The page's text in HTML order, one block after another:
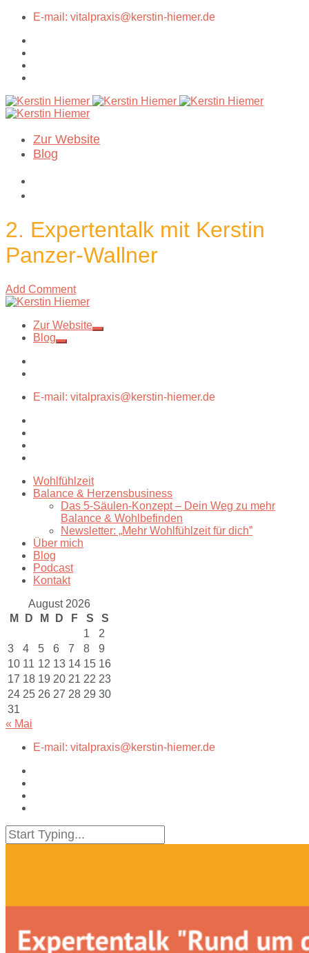
E-mail: vitalpraxis@kerstin-hiemer.de
Zur Website
Blog
2. Expertentalk mit Kerstin
Panzer-Wallner
Add Comment
Zur Website
Blog
E-mail: vitalpraxis@kerstin-hiemer.de
Wohlfühlzeit
Balance & Herzensbusiness
Das 5-Säulen-Konzept – Dein Weg zu mehr
Balance & Wohlbefinden
Newsletter: „Mehr Wohlfühlzeit für dich”
Über mich
Blog
Podcast
Kontakt
August 2026
M
D M D F S
S
1
2
3
4 5 6 7 8
9
10 11 12 13 14 15 16
17 18 19 20 21 22 23
24 25 26 27 28 29 30
31
« Mai
E-mail: vitalpraxis@kerstin-hiemer.de